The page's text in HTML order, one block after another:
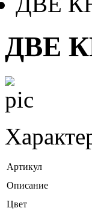
ДВЕ
Артикул
Описание
Цвет